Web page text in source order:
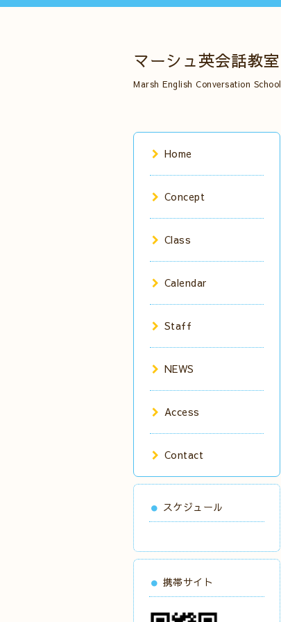
マーシュ英会話教室
Marsh English Conversation School
Home
Concept
Class
Calendar
Staff
NEWS
Access
Contact
スケジュール
携帯サイト